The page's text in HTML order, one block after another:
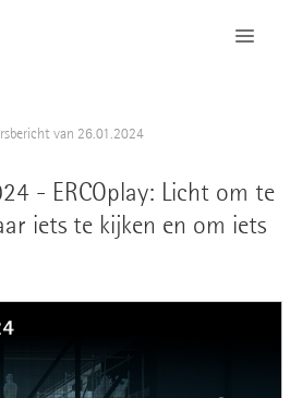
van 26.01.2024
- ERCOplay: Licht om te
iets te kijken en om iets